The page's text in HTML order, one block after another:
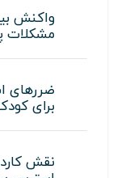
واکنش
مشکلات
ضررهای
برای
نقش